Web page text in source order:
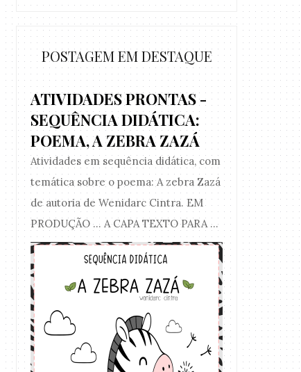
POSTAGEM EM DESTAQUE
ATIVIDADES PRONTAS -
SEQUÊNCIA DIDÁTICA:
POEMA, A ZEBRA ZAZÁ
Atividades em sequência didática, com
temática sobre o poema: A zebra Zazá
de autoria de Wenidarc Cintra. EM
PRODUÇÃO ... A CAPA TEXTO PARA ...